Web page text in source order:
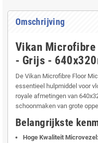
Omschrijving
Vikan Microfibre
- Grijs -
De Vikan Microfibre Floor
essentieel hulpmiddel voor
royale afmetingen van
schoonmaken van grote
Belangrijkste
Hoge Kwaliteit Microvezel: